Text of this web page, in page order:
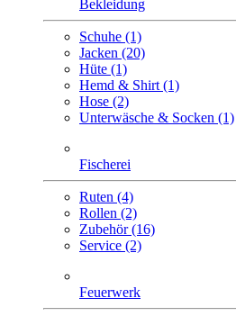
Bekleidung
Schuhe (1)
Jacken (20)
Hüte (1)
Hemd & Shirt (1)
Hose (2)
Unterwäsche & Socken (1)
Fischerei
Ruten (4)
Rollen (2)
Zubehör (16)
Service (2)
Feuerwerk